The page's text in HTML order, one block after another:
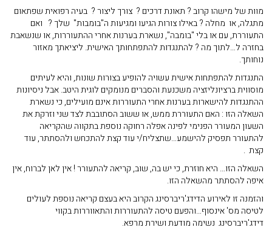
מוות של מישהו קרוב ? תאונת דרכים ? צורך ליצור ? בעיה רפואית שפתאום
מתגלה, או מחלה ? באילו צורות הגיעו ומגיעות ה"בומבות" שלך ? ואם
התעוררת, עם או בלי "בומבה", נשארת בערנות אחרי ההתעוררות, או שנשאבת
בחזרה ל…לתוך מה ? להתנגדות להתפתחותך האישית. ליציאתך מאזור
נוחותך.
התנגדות להתפתחות אישית עשויה להופיע בצורות שונות, והיא לעיתים
מוסווית ברציונליזציה משכנעת והסברים מנומקים לוגית היטב. אבל ניסיונות
ההתנגדות להישארות בערנות אחרי התעוררות אינם מועילים, כי נשארת
השאלה הזו : האם התעוררת ממש, או ששוב הסתובבת לצד שני וזרקת את
השעון המעורר הפנימי לפינה אפלה רחוקה נוספת בתקווה שהקריאה
להתעורר תפסיק להישמע…שתצליח/י עוד קצת להתכחש ולהסתתר, עוד
קצת .
השאלה הזו… היא חוזרת, כי יש בה, שוב, קריאה להתעורר ! אין לאן לברוח, אין
איפה להסתתר מהשאלה הזו.
והזמנה זו לאירוע הדידג'ריברסינג הקרוב היא בעצם קריאה נוספת לעולים
לטיסה מס' אינסוף…והפעם טיסה להתעוררות והתאווררות בקווי
דידג'ריברסינג נשימה מודעת ושירת מרפא.